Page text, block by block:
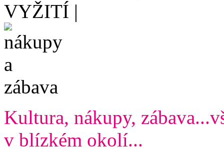
VYŽITÍ |
Kultura, nákupy,
v blízkém okolí...